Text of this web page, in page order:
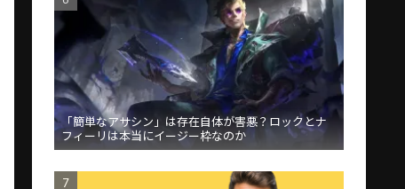
「簡単なアサシン」は存在自体が害悪？ロックとナ
フィーリは本当にイージー枠なのか